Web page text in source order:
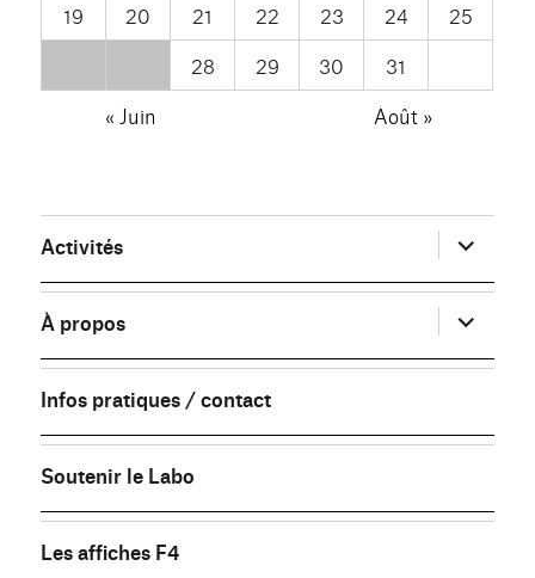
19
20 21 22 23 24
25
28 29 30
31
« Juin
Août »
Activités ouvrir
le
sous-
menu
À propos
ouvrir
le
sous-
menu
Infos pratiques / contact
Soutenir le Labo
Les affiches F4